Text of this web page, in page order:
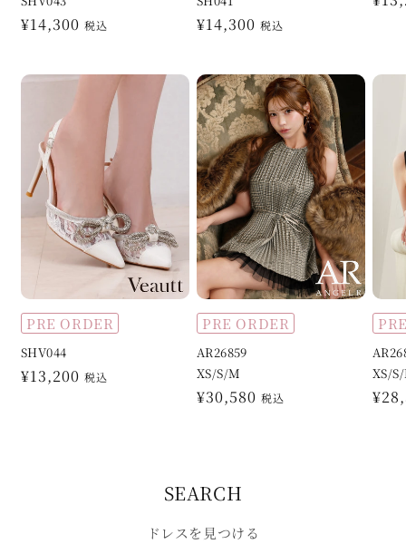
通
格
¥14,300 税込
通
格
¥14,300 税込
PRE ORDER
SHV044
通
¥13,200 税込
PRE ORDER
AR26859
XS/S/M
通
¥30,580 税込
XS/
通
SEARCH
ドレスを見つける